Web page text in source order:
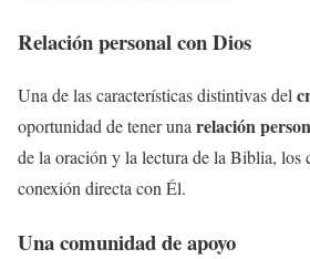
Relación personal con Dios
Una de las características distintivas del
oportunidad de tener unarelación
de la oración y la lectura de la Biblia, los
conexión directa con Él.
Una comunidad de apoyo